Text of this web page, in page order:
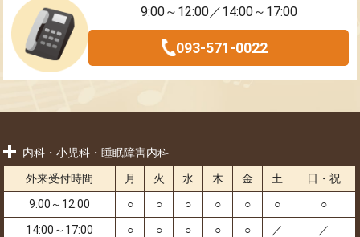
9:00～12:00／14:00～17:00
093-571-0022
内科・小児科・睡眠障害内科
外来受付時間 月 火 水 木 金 土
日・祝
9:00～12:00
○ ○ ○ ○ ○ ○
○
14:00～17:00
○ ○ ○ ○ ○ ／ ／